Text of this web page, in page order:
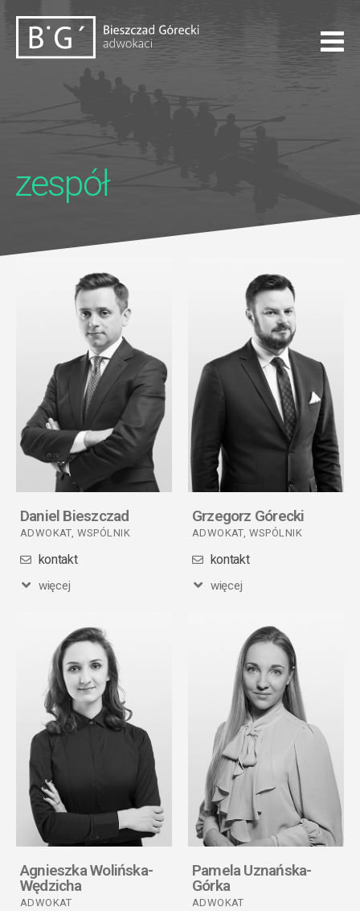
zespół
Daniel Bieszczad
ADWOKAT, WSPÓLNIK
kontakt
więcej
Grzegorz Górecki
ADWOKAT, WSPÓLNIK
kontakt
więcej
Agnieszka Wolińska-
Wędzicha
ADWOKAT
Pamela Uznańska-
Górka
ADWOKAT